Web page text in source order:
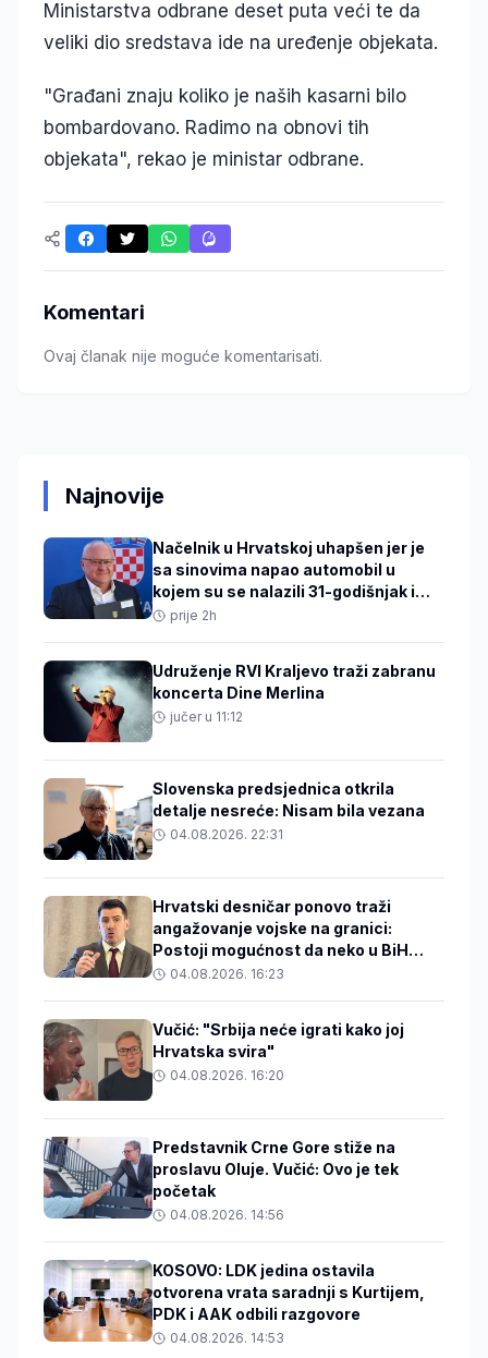
Ministarstva odbrane deset puta veći te da
veliki dio sredstava ide na uređenje objekata.
"Građani znaju koliko je naših kasarni bilo
bombardovano. Radimo na obnovi tih
objekata", rekao je ministar odbrane.
Komentari
Ovaj članak nije moguće komentarisati.
Najnovije
Načelnik u Hrvatskoj uhapšen jer je
sa sinovima napao automobil u
kojem su se nalazili 31-godišnjak i
bebaprije 2h
Udruženje RVI Kraljevo traži zabranu
koncerta Dine Merlina
jučer u 11:12
Slovenska predsjednica otkrila
detalje nesreće: Nisam bila vezana
04.08.2026. 22:31
Hrvatski desničar ponovo traži
angažovanje vojske na granici:
Postoji mogućnost da neko u BiH
zakuha stvari
04.08.2026. 16:23
Vučić: "Srbija neće igrati kako joj
Hrvatska svira"
04.08.2026. 16:20
Predstavnik Crne Gore stiže na
proslavu Oluje. Vučić: Ovo je tek
početak
04.08.2026. 14:56
KOSOVO: LDK jedina ostavila
otvorena vrata saradnji s Kurtijem,
PDK i AAK odbili razgovore
04.08.2026. 14:53